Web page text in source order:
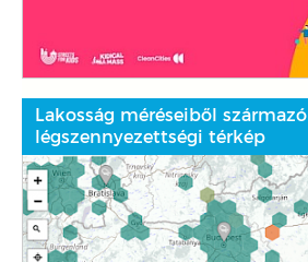
Lakosság méréseiből származó
légszennyezettségi térkép